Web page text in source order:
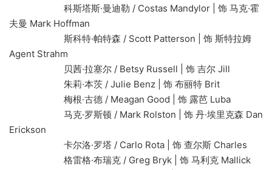
科斯塔斯·曼迪勒 / Costas Mandylor | 饰 马克·霍
夫曼 Mark Hoffman
斯科特·帕特森 / Scott Patterson | 饰 斯特拉姆
Agent Strahm
贝茜·拉塞尔 / Betsy Russell | 饰 吉尔 Jill
朱莉·本茨 / Julie Benz | 饰 布丽特 Brit
梅根·古德 / Meagan Good | 饰 露芭 Luba
马克·罗斯顿 / Mark Rolston | 饰 丹·埃里克森 Dan
Erickson
卡尔洛·罗塔 / Carlo Rota | 饰 查尔斯 Charles
格雷格·布瑞克 / Greg Bryk | 饰 马利克 Mallick